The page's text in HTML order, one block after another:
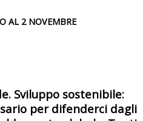
AL 2 NOVEMBRE
Sviluppo sostenibile:
per difenderci dagli